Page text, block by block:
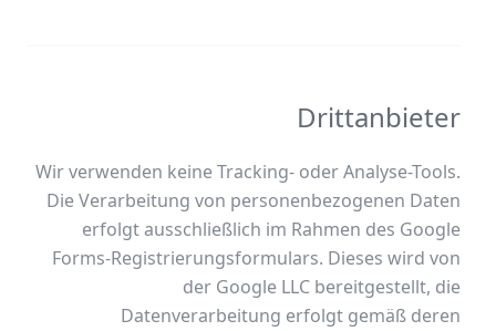
Drittanbieter
Wir verwenden keine Tracking- oder Analyse-Tools.
Die Verarbeitung von personenbezogenen Daten
erfolgt ausschließlich im Rahmen des Google
Forms-Registrierungsformulars. Dieses wird von
der Google LLC bereitgestellt, die
Datenverarbeitung erfolgt gemäß deren